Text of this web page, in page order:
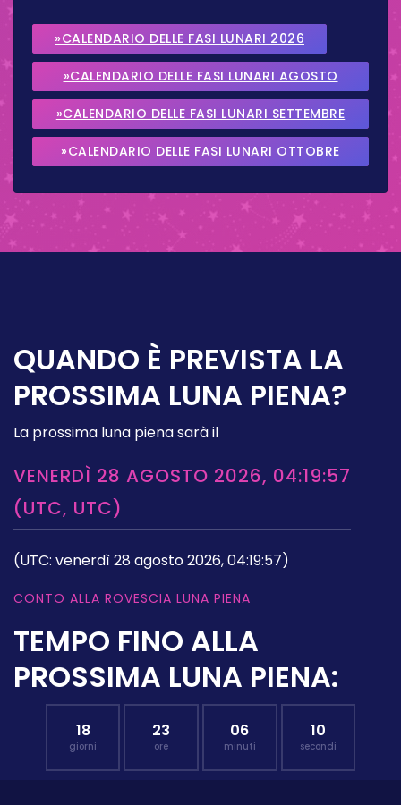
»CALENDARIO DELLE FASI LUNARI 2026
»CALENDARIO DELLE FASI LUNARI AGOSTO
2026
»CALENDARIO DELLE FASI LUNARI SETTEMBRE
2026
»CALENDARIO DELLE FASI LUNARI OTTOBRE
QUANDO È PREVISTA LA
PROSSIMA LUNA PIENA?
La prossima luna piena sarà il
VENERDÌ 28 AGOSTO 2026, 04:19:57
(UTC, UTC)
(UTC: venerdì 28 agosto 2026, 04:19:57)
CONTO ALLA ROVESCIA LUNA PIENA
TEMPO FINO ALLA
PROSSIMA LUNA PIENA:
18
giorni
23
ore
06
minuti
09
secondi